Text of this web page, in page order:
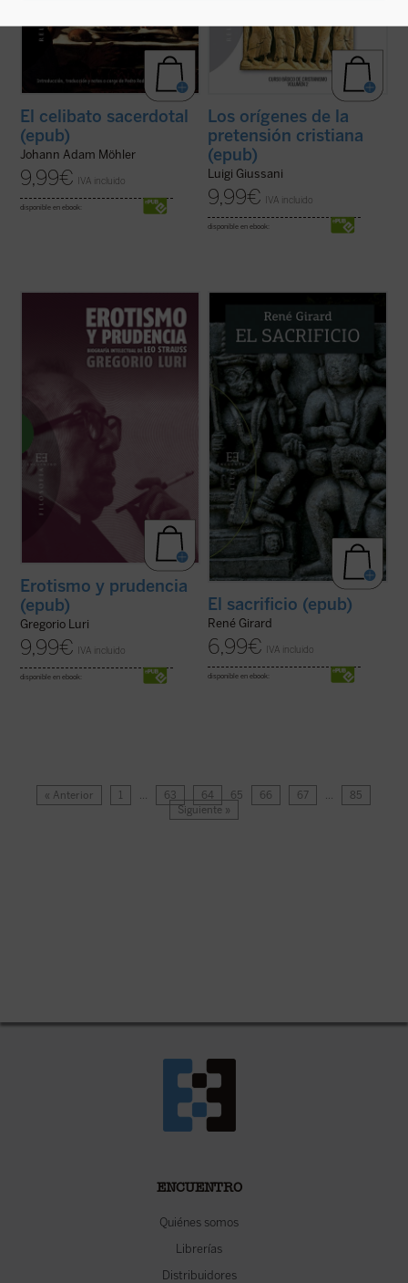
El celibato sacerdotal
(epub)
Johann Adam Möhler
9,99€ IVA incluido
disponible en ebook:
Los orígenes de la
pretensión cristiana
(epub)
Luigi Giussani
9,99€ IVA incluido
disponible en ebook:
¿Quién era Leo Strauss y qué decía
exactamente? Hay quienes se jactan de
haber descubierto el «indiscutible carácter
falocrático» de su filosofía, quienes lo ven
como el constructor moderno del «mito de
la tradición» y quienes alimentan ...(ver
Erotismo y prudencia
(epub)
Gregorio Luri
9,99€ IVA incluido
disponible en ebook:
humana. El griego queda a oscuras, los
vedas se acercan a su desvelamiento, pero
sólo el cristianismo lo pone en evidencia y
lo desamortiza. Y, con esta acción
desmitificadora, deja también en ...
ficha)
El sacrificio (epub)
René Girard
6,99€ IVA incluido
disponible en ebook:
« Anterior 1 … 63 64 65 66 67 …
85
Siguiente »
ENCUENTRO
Quiénes somos
Librerías
Distribuidores